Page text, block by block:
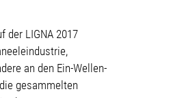
der LIGNA 2017
an den Ein-Wellen-
gesammelten